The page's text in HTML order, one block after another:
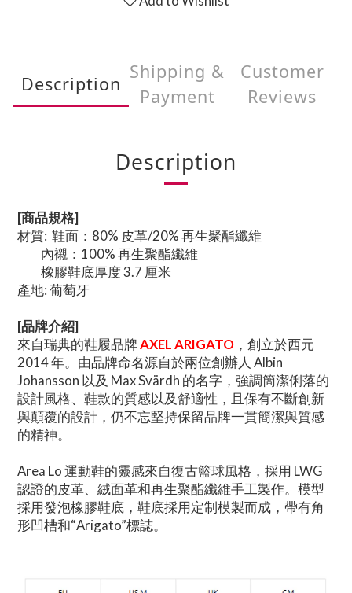
Description
Shipping &
Payment
Customer
Reviews
Description
[商品規格]
材質: 鞋面：80% 皮革/20% 再生聚酯纖維
內襯：100% 再生聚酯纖維
橡膠鞋底厚度 3.7 厘米
產地: 葡萄牙
[品牌介紹]
來自瑞典的鞋履品牌AXEL ARIGATO ，創立於西元
2014 年。由品牌命名源自於兩位創辦人 Albin
Johansson 以及 Max Svärdh 的名字，強調簡潔俐落的
設計風格、鞋款的質感以及舒適性，且保有不斷創新
與顛覆的設計，仍不忘堅持保留品牌一貫簡潔與質感
的精神。
Area Lo 運動鞋的靈感來自復古籃球風格，採用 LWG
認證的皮革、絨面革和再生聚酯纖維手工製作。模型
採用發泡橡膠鞋底，鞋底採用定制模製而成，帶有角
形凹槽和“Arigato”標誌。